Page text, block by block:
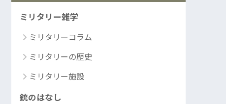
ミリタリー雑学
ミリタリーコラム
ミリタリーの歴史
ミリタリー施設
銃のはなし